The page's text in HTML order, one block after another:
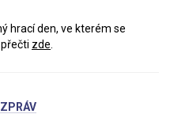
hrací den, ve kterém se
zde